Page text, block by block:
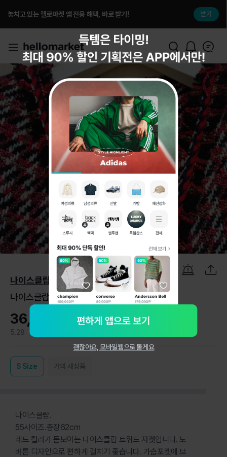
놓치고 있는 헬로마켓 앱 전용 해택, 바로 받기! 받기
1 / 9
나이스클랍
나이스클랍 노버튼 트위드 자켓
36,000원
5.28
S Size 거의 새상품
나이스클랍.
55사이즈.총장62cm
레드 컬러가 돋보이는 나이스클랍 트위드 자켓입니다. 노
버튼 디자인으로 편하게 걸치기 좋습니다. 가슴포켓에 브
괜찮아요, 모바일웹으로 볼게요